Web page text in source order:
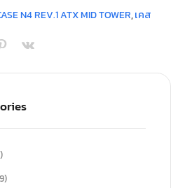
N4 REV.1 ATX MID TOWER,เคส